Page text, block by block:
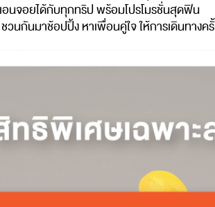
นจอยได้กับทุกทริปพร้อมโปรโมรชั่นสุดฟิน
ชวนกันมาช้อปปิ้ง หาเพื่อนคู่ใจให้การเดินทางค